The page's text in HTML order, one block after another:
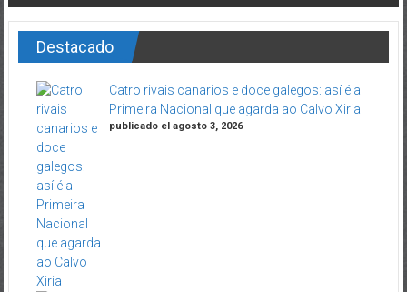
Destacado
Catro rivais canarios e doce galegos: así é a
Primeira Nacional que agarda ao Calvo Xiria
publicado el agosto 3, 2026